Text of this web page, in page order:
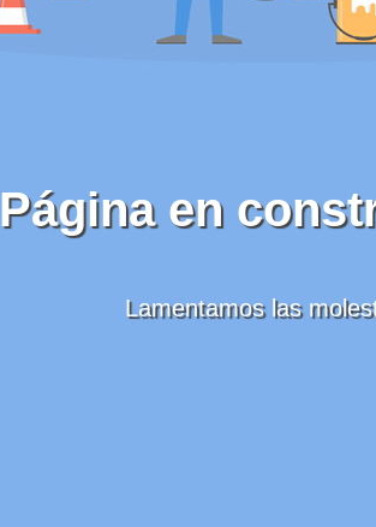
Página en
Lamentamos las